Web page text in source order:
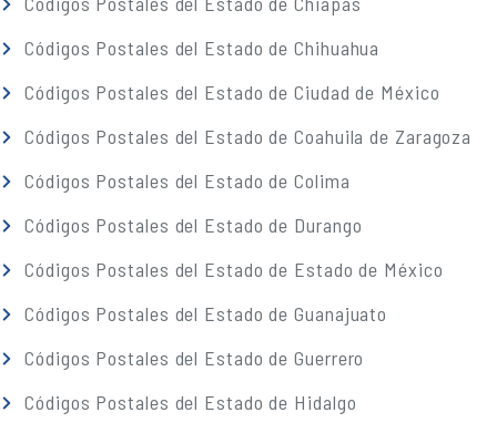
Códigos Postales del Estado de Chihuahua
Códigos Postales del Estado de Ciudad de México
Códigos Postales del Estado de Coahuila de Zaragoza
Códigos Postales del Estado de Colima
Códigos Postales del Estado de Durango
Códigos Postales del Estado de Estado de México
Códigos Postales del Estado de Guanajuato
Códigos Postales del Estado de Guerrero
Códigos Postales del Estado de Hidalgo